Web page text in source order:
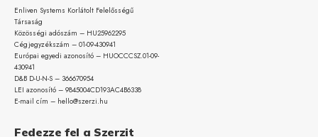
Enliven Systems Korlátolt Felelősségű
Társaság
Közösségi adószám – HU25962295
Cégjegyzékszám – 01-09-430941
Európai egyedi azonosító – HUOCCCSZ.01-09-
430941
D&B D-U-N-S – 366670954
LEI azonosító – 9845004CD193AC4B6338
E-mail cím – hello@szerzi.hu
Fedezze fel a Szerzit